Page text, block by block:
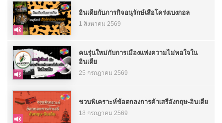
อินเดียกับภารกิจอนุรักษ์เสือโคร่งเบงกอล
1 สิงหาคม 2569
คนรุ่นใหม่กับการเมืองแห่งความไม่พอใจใน
อินเดีย
25 กรกฎาคม 2569
ชวนพิเคราะห์ข้อตกลงการค้าเสรีอังกฤษ-อินเดีย
18 กรกฎาคม 2569